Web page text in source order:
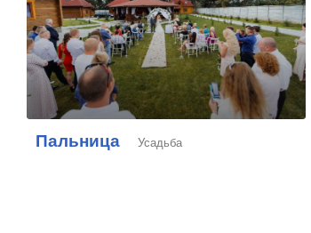
Пальница Усадьба